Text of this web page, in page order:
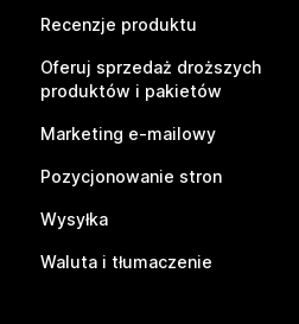
Recenzje produktu
Oferuj sprzedaż droższych
produktów i pakietów
Marketing e-mailowy
Pozycjonowanie stron
Wysyłka
Waluta i tłumaczenie